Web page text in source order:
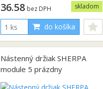
skladom
36.58 bez DPH
do košíka
Nástenný držiak SHERPA
module 5 prázdny